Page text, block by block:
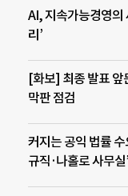
AI, 지속가능경영의
리’
[화보] 최종 발표 앞
막판 점검
커지는 공익 법률
규직·나홀로 사무